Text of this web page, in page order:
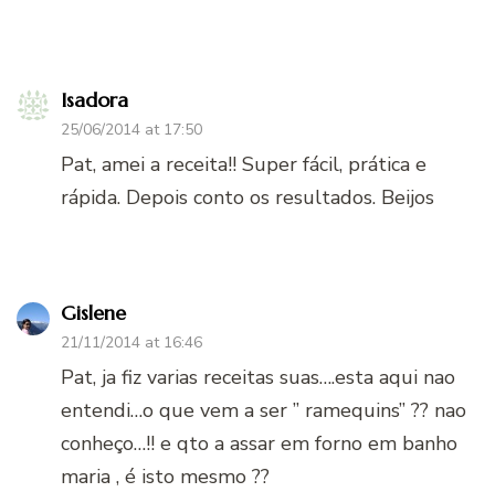
Isadora
25/06/2014 at 17:50
Pat, amei a receita!! Super fácil, prática e
rápida. Depois conto os resultados. Beijos
Gislene
21/11/2014 at 16:46
Pat, ja fiz varias receitas suas….esta aqui nao
entendi…o que vem a ser ” ramequins” ?? nao
conheço…!! e qto a assar em forno em banho
maria , é isto mesmo ??